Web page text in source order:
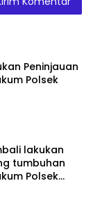
Peninjauan
Polsek
lakukan
tumbuhan
Polsek